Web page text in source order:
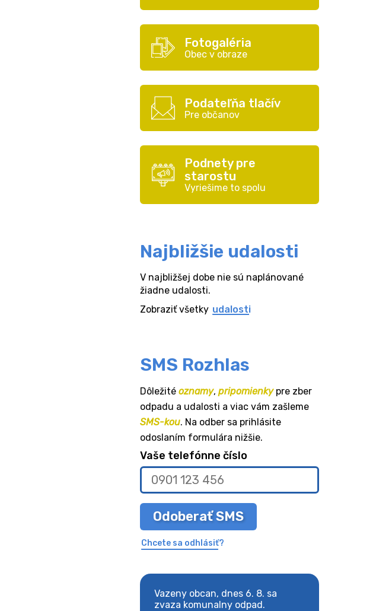
Fotogaléria
Obec v obraze
Podateľňa tlačív
Pre občanov
Podnety pre
starostu
Vyriešime to spolu
Najbližšie udalosti
V najbližšej dobe nie sú naplánované
žiadne udalosti.
Zobraziť všetky udalosti
SMS Rozhlas
Dôležité oznamy, pripomienkypre zber
odpadu a udalosti a viac vám zašleme
SMS-kou. Na odber sa prihlásite
odoslaním formulára nižšie.
Vaše telefónne číslo
Odoberať SMS
Chcete sa odhlásiť?
Vazeny obcan, dnes 6. 8. sa
zvaza komunalny odpad.